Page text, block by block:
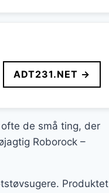
ADT231.NET →
de små ting, der
Roborock –
Produktet